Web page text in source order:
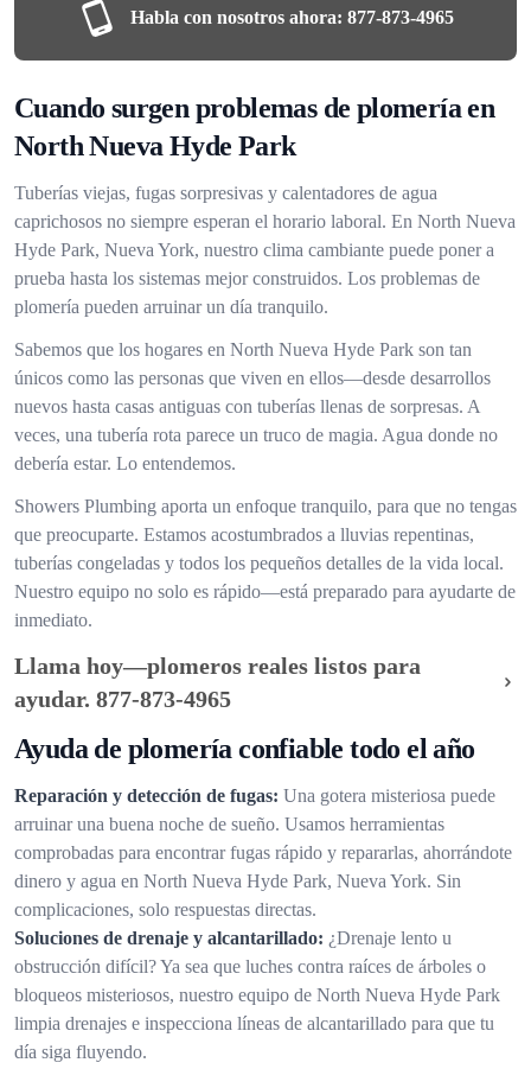
Habla con nosotros ahora: 877-873-4965
Cuando surgen problemas de plomería en
North Nueva Hyde Park
Tuberías viejas, fugas sorpresivas y calentadores de agua
caprichosos no siempre esperan el horario laboral. En North Nueva
Hyde Park, Nueva York, nuestro clima cambiante puede poner a
prueba hasta los sistemas mejor construidos. Los problemas de
plomería pueden arruinar un día tranquilo.
Sabemos que los hogares en North Nueva Hyde Park son tan
únicos como las personas que viven en ellos—desde desarrollos
nuevos hasta casas antiguas con tuberías llenas de sorpresas. A
veces, una tubería rota parece un truco de magia. Agua donde no
debería estar. Lo entendemos.
Showers Plumbing aporta un enfoque tranquilo, para que no tengas
que preocuparte. Estamos acostumbrados a lluvias repentinas,
tuberías congeladas y todos los pequeños detalles de la vida local.
Nuestro equipo no solo es rápido—está preparado para ayudarte de
inmediato.
Llama hoy—plomeros reales listos para
ayudar. 877-873-4965
Ayuda de plomería confiable todo el año
Reparación y detección de fugas: Una gotera misteriosa puede
arruinar una buena noche de sueño. Usamos herramientas
comprobadas para encontrar fugas rápido y repararlas, ahorrándote
dinero y agua en North Nueva Hyde Park, Nueva York. Sin
complicaciones, solo respuestas directas.
Soluciones de drenaje y alcantarillado: ¿Drenaje lento u
obstrucción difícil? Ya sea que luches contra raíces de árboles o
bloqueos misteriosos, nuestro equipo de North Nueva Hyde Park
limpia drenajes e inspecciona líneas de alcantarillado para que tu
día siga fluyendo.